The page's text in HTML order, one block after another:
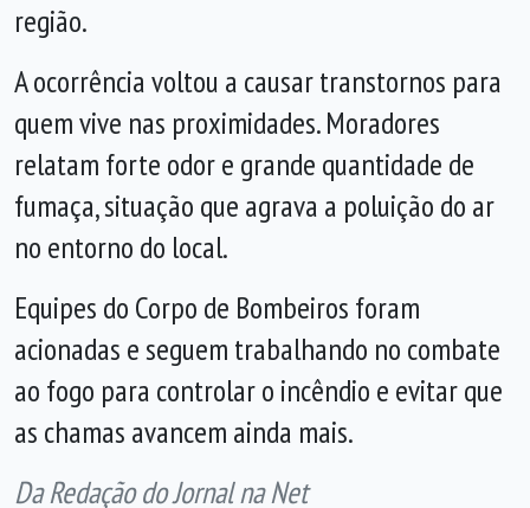
região.
A ocorrência voltou a causar transtornos para
quem vive nas proximidades. Moradores
relatam forte odor e grande quantidade de
fumaça, situação que agrava a poluição do ar
no entorno do local.
Equipes do Corpo de Bombeiros foram
acionadas e seguem trabalhando no combate
ao fogo para controlar o incêndio e evitar que
as chamas avancem ainda mais.
Da Redação do Jornal na Net